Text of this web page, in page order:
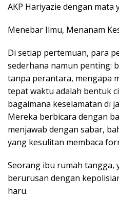
AKP Hariyazie dengan mata
Menebar Ilmu, Menanam
Di setiap pertemuan, para
sederhana namun penting:
tanpa perantara, mengapa
tepat waktu adalah bentuk
bagaimana keselamatan di
Mereka berbicara dengan
menjawab dengan sabar,
yang kesulitan membaca
Seorang ibu rumah tangga,
berurusan dengan
haru.